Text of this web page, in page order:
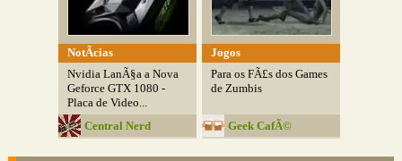
NotÃ­cias
Nvidia LanÃ§a a Nova
Geforce GTX 1080 -
Placa de Video...
Central Nerd
Jogos
Para os FÃ£s dos Games
de Zumbis
Geek CafÃ©